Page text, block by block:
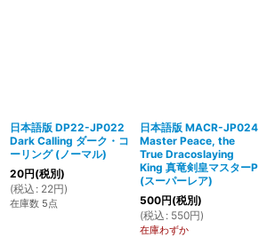
日本語版 DP22-JP022
Dark Calling ダーク・コ
ーリング (ノーマル)
20円(税別)
(税込 : 22円)
在庫数 5点
日本語版 MACR-JP024
Master Peace, the
True Dracoslaying
King 真竜剣皇マスターP
(スーパーレア)
500円(税別)
(税込 : 550円)
在庫わずか